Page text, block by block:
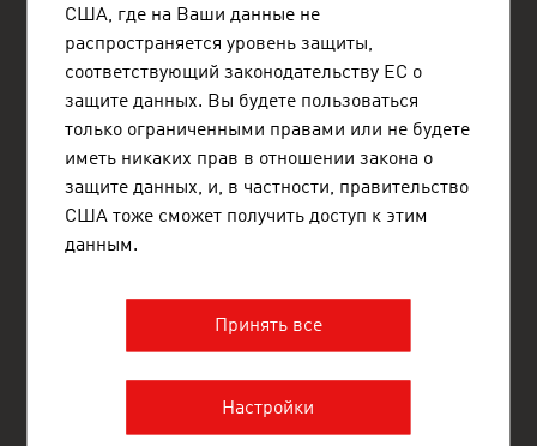
этих отраслях.
ADVANTAGE AUSTRIA - НАША МЕЖДУНАРОДНАЯ СЕТЬ ДЛЯ
ADVANTAGE AUSTRIA насчитывает около 100 офисов в более
чем 70 странах мира и предоставляет австрийским компаниям
развития бизнеса. В общей сложности около 800 сотрудников
по всему миру помогут Вам найти поставщиков и деловых
партнеров в Австрии. Ежегодно мы организуем около 800
дистрибьюторов и торговых представителей, а также
предоставление подробной информации об Австрии как
ADVANTAGE AUSTRIA создает новые возможности для
США, где на Ваши данные не
распространяется уровень защиты,
соответствующий законодательству ЕС о
защите данных. Вы будете пользоваться
только ограниченными правами или не будете
иметь никаких прав в отношении закона о
защите данных, и, в частности, правительство
США тоже сможет получить доступ к этим
данным.
Принять все
Настройки